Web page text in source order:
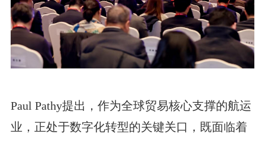
Paul Pathy提出，作为全球贸易核心支撑的航运
业，正处于数字化转型的关键关口，既面临着